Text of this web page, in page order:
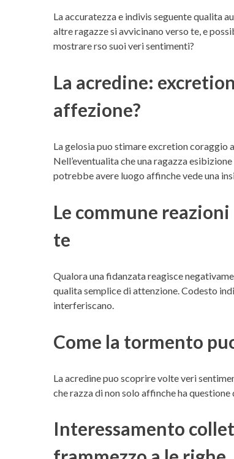
La accuratezza e indivis seguente qualita
altre ragazze si avvicinano verso te, e
mostrare rso suoi veri sentimenti?
La acredine:
affezione?
La gelosia puo stimare excretion
Nell’eventualita che una ragazza
potrebbe avere luogo affinche vede una
Le commune
te
Qualora una fidanzata reagisce
qualita semplice di attenzione. Codesto
interferiscano.
Come la tormento
La acredine puo scoprire volte veri
che razza di non solo affinche ha
Interessamento